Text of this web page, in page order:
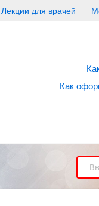
Лекции для врачей
Как